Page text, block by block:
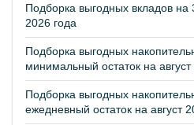
Подборка выгодных вкладов на
2026 года
Подборка выгодных
минимальный остаток на август
Подборка выгодных
ежедневный остаток на август